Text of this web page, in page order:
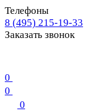
Телефоны
8 (495) 215-19-33
Заказать звонок
0
0
0